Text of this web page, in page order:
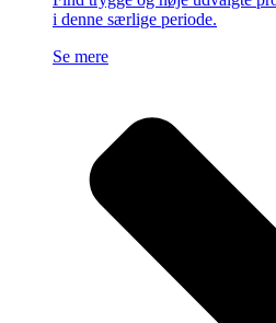
i denne særlige periode.
Se mere